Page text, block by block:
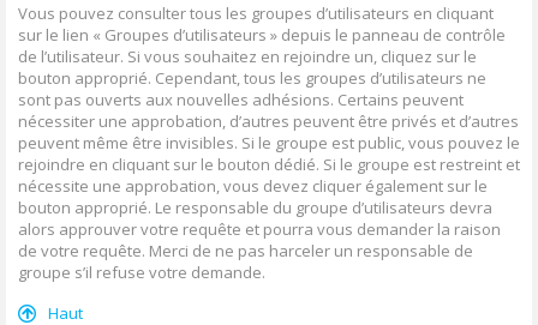
Vous pouvez consulter tous les groupes d’utilisateurs en cliquant
sur le lien « Groupes d’utilisateurs » depuis le panneau de contrôle
de l’utilisateur. Si vous souhaitez en rejoindre un, cliquez sur le
bouton approprié. Cependant, tous les groupes d’utilisateurs ne
sont pas ouverts aux nouvelles adhésions. Certains peuvent
nécessiter une approbation, d’autres peuvent être privés et d’autres
peuvent même être invisibles. Si le groupe est public, vous pouvez le
rejoindre en cliquant sur le bouton dédié. Si le groupe est restreint et
nécessite une approbation, vous devez cliquer également sur le
bouton approprié. Le responsable du groupe d’utilisateurs devra
alors approuver votre requête et pourra vous demander la raison
de votre requête. Merci de ne pas harceler un responsable de
groupe s’il refuse votre demande.
Haut